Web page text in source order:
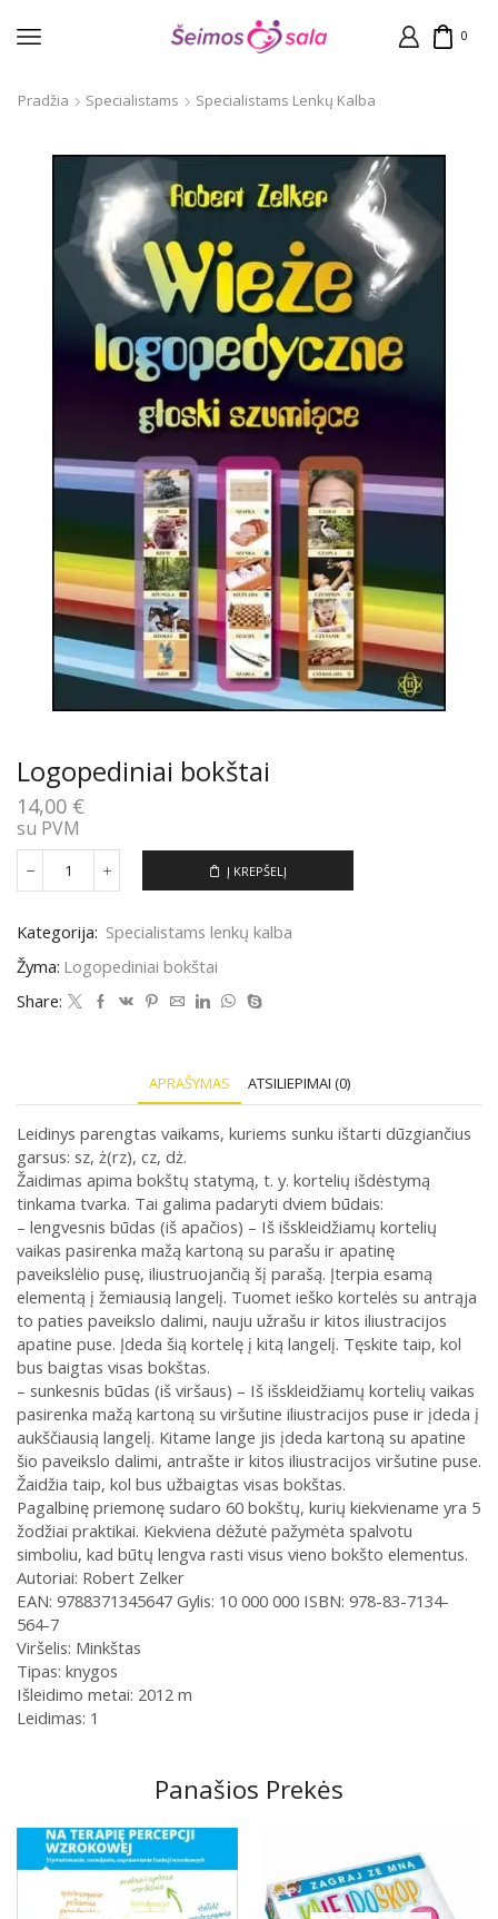
0
Pradžia Specialistams Specialistams Lenkų Kalba
Logopediniai bokštai
14,00 €
su PVM
produkto
bokštai
Į KREPŠELĮ
Kategorija: Specialistams lenkų kalba
Žyma: Logopediniai bokštai
Share:
APRAŠYMAS ATSILIEPIMAI (0)
Leidinys parengtas vaikams, kuriems sunku ištarti dūzgiančius
garsus: sz, ż(rz), cz, dż.
Žaidimas apima bokštų statymą, t. y. kortelių išdėstymą
tinkama tvarka. Tai galima padaryti dviem būdais:
– lengvesnis būdas (iš apačios) – Iš išskleidžiamų kortelių
vaikas pasirenka mažą kartoną su parašu ir apatinę
paveikslėlio pusę, iliustruojančią šį parašą. Įterpia esamą
elementą į žemiausią langelį. Tuomet ieško kortelės su antrąja
to paties paveikslo dalimi, nauju užrašu ir kitos iliustracijos
apatine puse. Įdeda šią kortelę į kitą langelį. Tęskite taip, kol
bus baigtas visas bokštas.
– sunkesnis būdas (iš viršaus) – Iš išskleidžiamų kortelių vaikas
pasirenka mažą kartoną su viršutine iliustracijos puse ir įdeda į
aukščiausią langelį. Kitame lange jis įdeda kartoną su apatine
šio paveikslo dalimi, antrašte ir kitos iliustracijos viršutine puse.
Žaidžia taip, kol bus užbaigtas visas bokštas.
Pagalbinę priemonę sudaro 60 bokštų, kurių kiekviename yra 5
žodžiai praktikai. Kiekviena dėžutė pažymėta spalvotu
simboliu, kad būtų lengva rasti visus vieno bokšto elementus.
Autoriai: Robert Zelker
EAN: 9788371345647 Gylis: 10 000 000 ISBN: 978-83-7134-
564-7
Viršelis: Minkštas
Tipas: knygos
Išleidimo metai: 2012 m
Leidimas: 1
Panašios Prekės